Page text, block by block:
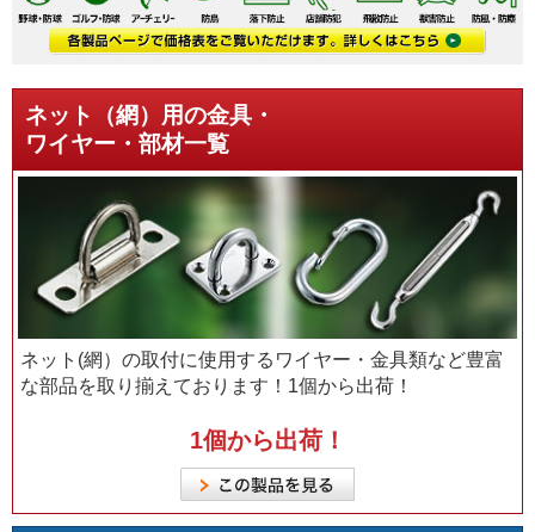
ネット（網）用の金具・
ワイヤー・部材一覧
ネット(網）の取付に使用するワイヤー・金具類など豊富
な部品を取り揃えております！1個から出荷！
1個から出荷！